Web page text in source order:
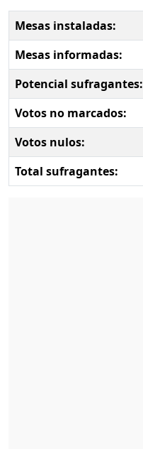
Mesas instaladas:
Mesas informadas:
Potencial sufragantes:
Votos no marcados:
Votos nulos:
Total sufragantes: